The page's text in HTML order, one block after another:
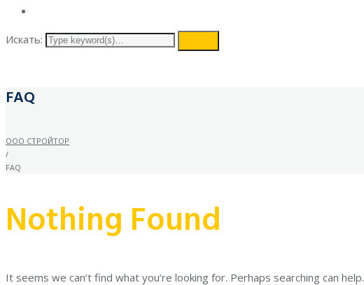
Искать:
FAQ
ООО СТРОЙТОР
/
FAQ
Nothing Found
It seems we can’t find what you’re looking for. Perhaps searching can help.